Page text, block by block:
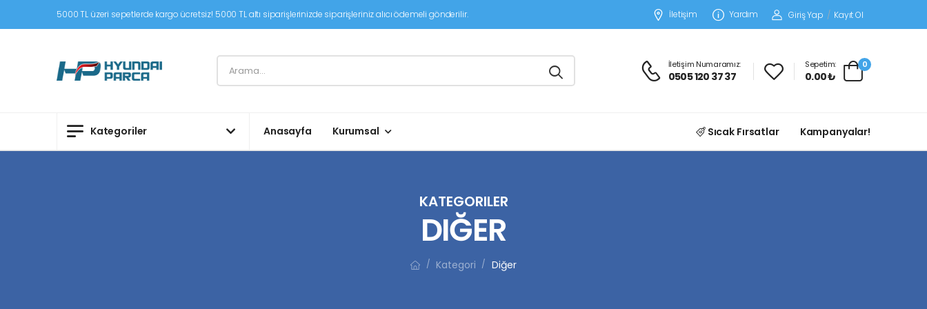
5000 TL üzeri sepetlerde kargo ücretsiz! 5000 TL altı siparişlerinizde siparişleriniz alıcı ödemeli gönderilir. İletişim Yardım Giriş Yap / Kayıt Ol
İletişim Numaramız:
0505 120 37 37
Sepetim:
0.00 ₺
0
Kategoriler Anasayfa Kurumsal Sıcak Fırsatlar Kampanyalar!
KATEGORILER
DIĞER
/ Kategori / Diğer